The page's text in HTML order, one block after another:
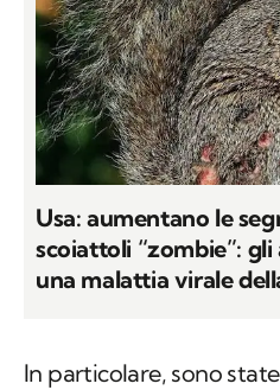
Usa: aumentano le
scoiattoli “zombie”:
una malattia virale
In particolare, sono